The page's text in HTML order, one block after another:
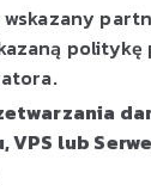
VPS lub